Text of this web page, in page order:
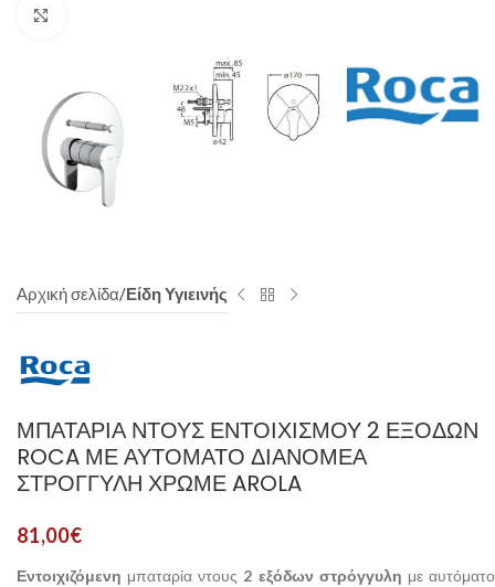
Αρχική σελίδα Είδη Υγιεινής
ΜΠΑΤΑΡΊΑ ΝΤΟΥΣ ΕΝΤΟΙΧΙΣΜΟΎ 2 ΕΞΌΔΩΝ
ROCA ΜΕ ΑΥΤΌΜΑΤΟ ΔΙΑΝΟΜΈΑ
ΣΤΡΟΓΓΥΛΉ ΧΡΩΜΈ AROLA
81,00€
Εντοιχιζόμενη μπαταρία ντους 2 εξόδων στρόγγυλη με αυτόματο